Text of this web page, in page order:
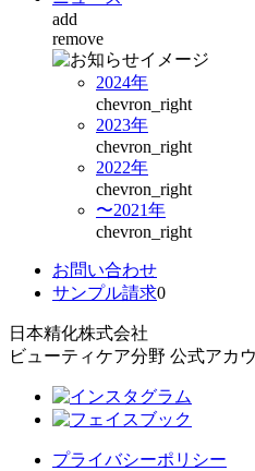
add
remove
2024年
chevron_right
2023年
chevron_right
2022年
chevron_right
〜2021年
chevron_right
お問い合わせ
サンプル請求0
日本精化株式会社
ビューティケア分野 公式アカ
プライバシーポリシー